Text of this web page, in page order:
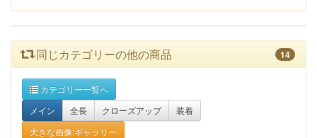
同じカテゴリーの他の商品 14
カテゴリー一覧へ
メイン
全長 クローズアップ
装着
大きな画像:ギャラリー